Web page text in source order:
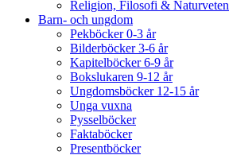
Religion, Filosofi &
Barn- och ungdom
Pekböcker 0-3 år
Bilderböcker 3-6 år
Kapitelböcker 6-9 år
Bokslukaren 9-12 år
Ungdomsböcker 12-15 år
Unga vuxna
Pysselböcker
Faktaböcker
Presentböcker